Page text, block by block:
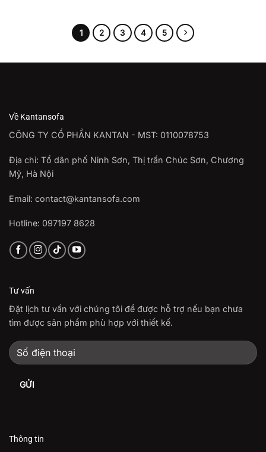
1 2 3 4 5
Về Kantansofa
CÔNG TY CỔ PHẦN KANTAN - MST: 0110078753
Địa chỉ: Tổ dân phố Ninh Sơn, Thị trấn Chúc Sơn, Chương
Mỹ, Hà Nội
Email: contact@kantansofa.com
Hotline: 097197 8628
Thông tin
Tư vấn
Đặt lịch tư vấn với chúng tôi để được hỗ trợ nếu bạn chưa
tìm được sản phẩm phù hợp với thiết kế.